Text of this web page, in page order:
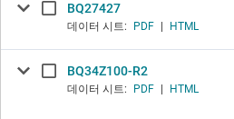
BQ27427
데이터 시트: PDF HTML
BQ34Z100-R2
데이터 시트: PDF HTML